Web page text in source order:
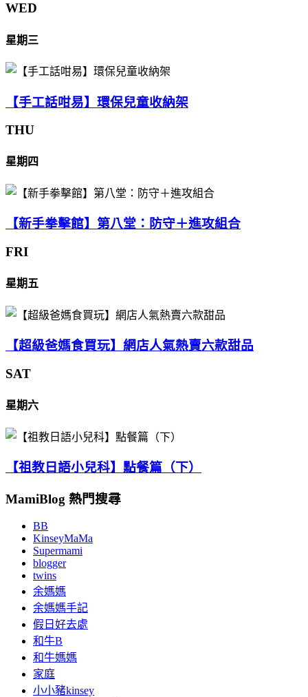
WED
星期三
【手工話咁易】環保兒童收納架
THU
星期四
【新手拳擊館】第八堂：防守＋進攻組合
FRI
星期五
【超級爸媽食買玩】網店人氣熱賣六款甜品
SAT
星期六
【祖教日語小兒科】點餐篇（下）
MamiBlog 熱門搜尋
BB
KinseyMaMa
Supermami
blogger
twins
余媽媽
余媽媽手記
假日好去處
和牛B
和牛媽媽
家庭
小小豬kinsey